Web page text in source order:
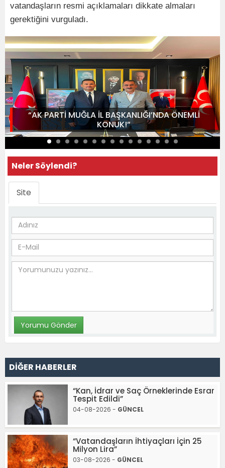
vatandaşların resmi açıklamaları dikkate almaları
gerektiğini vurguladı.
“AK PARTİ MUĞLA İL BAŞKANLIĞI’NDA ÖNEMLİ
KONUK!”
Neler Söylendi?
Site
DİĞER HABERLER
“Kan, İdrar ve Saç Örneklerinde Esrar
Tespit Edildi”
04-08-2026 - GÜNCEL
“Vatandaşların İhtiyaçları İçin 25
Milyon Lira”
03-08-2026 - GÜNCEL